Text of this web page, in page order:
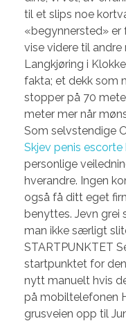
til et slips noe
«begynnersted» er
vise videre til
Langkjøring i
fakta; et dekk som
stopper på 70
meter mer når
Som selvstendige
Skjev penis escorte
personlige
hverandre. Ingen
også få ditt eget
benyttes. Jevn grei
man ikke særligt
STARTPUNKTET
startpunktet for
nytt manuelt hvis
på mobiltelefonen
grusveien opp til